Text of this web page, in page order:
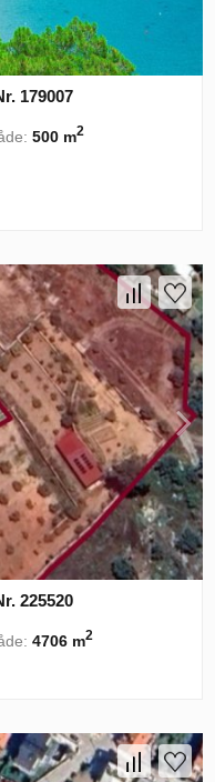
179007
500 m2
225520
4706 m2